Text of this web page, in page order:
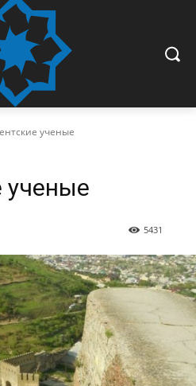
ученые
ученые
5431